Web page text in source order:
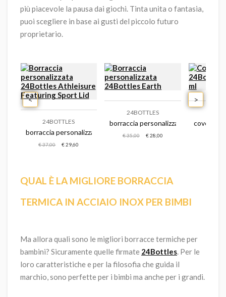
più piacevole la pausa dai giochi. Tinta unita o fantasia,
puoi scegliere in base ai gusti del piccolo futuro
proprietario.
24bottles grand
24BOTTLES
borraccia personalizzata 24bottles athleisure featuring sport lid
€ 37,00 € 29,60
24BOTTLES
borraccia personalizzata 24bottles
€ 35,00 € 28,00
cover
< >
QUAL È LA MIGLIORE BORRACCIA
TERMICA IN ACCIAIO INOX PER BIMBI
Ma allora quali sono le migliori borracce termiche per
bambini? Sicuramente quelle firmate 24Bottles. Per le
loro caratteristiche e per la filosofia che guida il
marchio, sono perfette per i bimbi ma anche per i grandi.